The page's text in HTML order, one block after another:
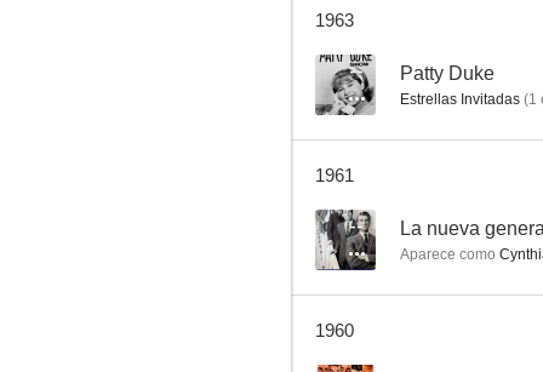
1963
-- Patty Duke
Estrellas Invitadas (1
1961
-- La nueva
Aparece como
1960